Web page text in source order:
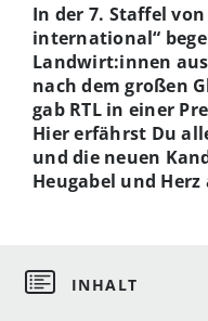
In der 7. Staffel
international“
Landwirt:innen
nach dem großen
gab RTL in einer
Hier erfährst Du
und die neuen
Heugabel und